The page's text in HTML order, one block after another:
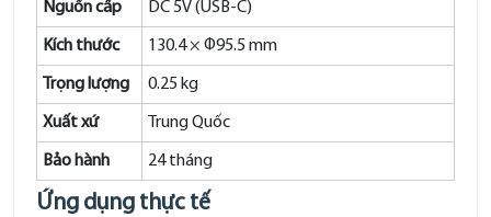
Nguồn cấp DC 5V (USB-C)
Kích thước 130.4 × Φ95.5 mm
Trọng lượng 0.25 kg
Xuất xứ Trung Quốc
Bảo hành 24 tháng
Ứng dụng thực tế